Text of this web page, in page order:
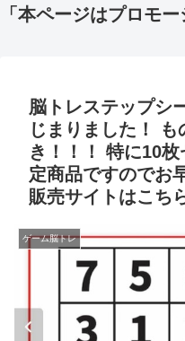
「本ページはプロモ
脳トレステップシ
じまりました！
き！！！ 特に10
定商品ですのでお
販売サイトはこち
ゲーム脳トレ